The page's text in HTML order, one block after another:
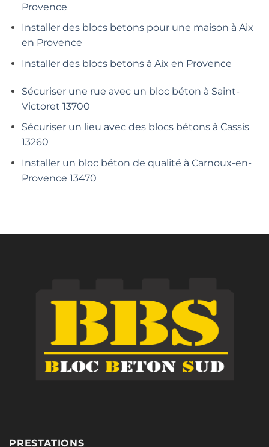
Provence
Installer des blocs betons pour une maison à Aix
en Provence
Installer des blocs betons à Aix en Provence
Sécuriser une rue avec un bloc béton à Saint-
Victoret 13700
Sécuriser un lieu avec des blocs bétons à Cassis
13260
Installer un bloc béton de qualité à Carnoux-en-
Provence 13470
PRESTATIONS